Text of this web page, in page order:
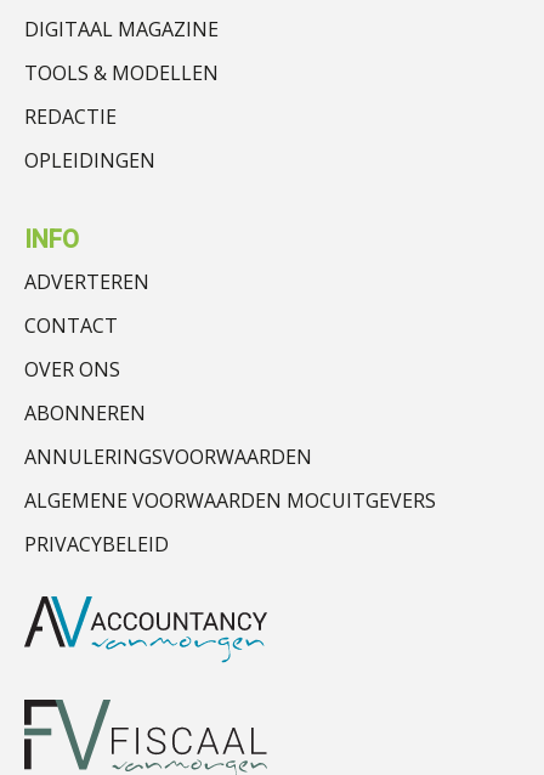
DIGITAAL MAGAZINE
TOOLS & MODELLEN
REDACTIE
OPLEIDINGEN
INFO
ADVERTEREN
CONTACT
OVER ONS
ABONNEREN
ANNULERINGSVOORWAARDEN
ALGEMENE VOORWAARDEN MOCUITGEVERS
PRIVACYBELEID